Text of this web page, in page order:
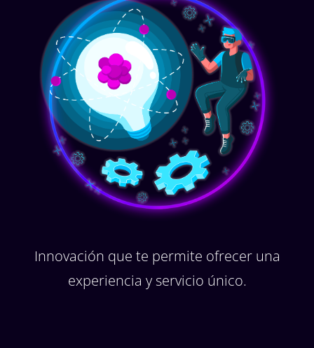
Innovación que te permite ofrecer una
experiencia y servicio único.